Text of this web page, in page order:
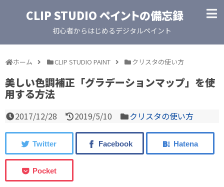
CLIP STUDIO ペイントの備忘録
初心者からはじめるデジタルペイント
ホーム CLIP STUDIO PAINT クリスタの使い方
美しい色調補正「グラデーションマップ」を使
用する方法
2017/12/28 2019/5/10 クリスタの使い方